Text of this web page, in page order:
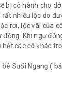
bị cô hành cho dở
rất nhiều lộc do
rơi, lộc vãi của cô.
Khi ngự
các cô khác
bé Suối Ngang (